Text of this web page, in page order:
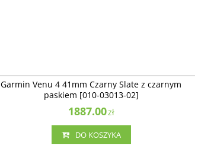
NOWOŚĆ
Garmin Venu 4 41mm Czarny Slate z czarnym
paskiem [010-03013-02]
1887.00zł
DO KOSZYKA